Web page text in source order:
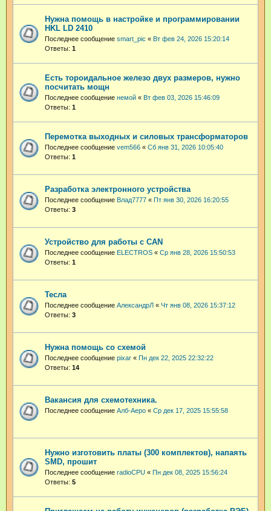
Нужна помощь в настройке и программировании
HKL LD 2410
Последнее сообщение smart_pic « Вт фев 24, 2026 15:20:14
Ответы: 1
Есть тороидальное железо двух размеров, нужно
посчитать мощн
Последнее сообщение немой « Вт фев 03, 2026 15:46:09
Ответы: 1
Перемотка выходных и силовых трансформаторов
Последнее сообщение vem566 « Сб янв 31, 2026 10:05:40
Ответы: 1
Разработка электронного устройства
Последнее сообщение Влад7777 « Пт янв 30, 2026 16:20:55
Ответы: 3
Устройство для работы с CAN
Последнее сообщение ELECTROS « Ср янв 28, 2026 15:50:53
Ответы: 1
Тесла
Последнее сообщение АлександрЛ « Чт янв 08, 2026 15:37:12
Ответы: 3
Нужна помощь со схемой
Последнее сообщение pixar « Пн дек 22, 2025 22:32:22
Ответы: 14
Вакансия для схемотехника.
Последнее сообщение Алб-Аеро « Ср дек 17, 2025 15:55:58
Нужно изготовить платы (300 комплектов), напаять
SMD, прошит
Последнее сообщение radioCPU « Пн дек 08, 2025 15:56:24
Ответы: 5